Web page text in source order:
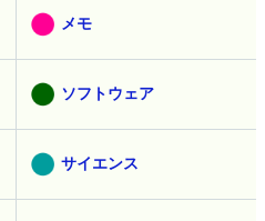
メモ
ソフトウェア
サイエンス